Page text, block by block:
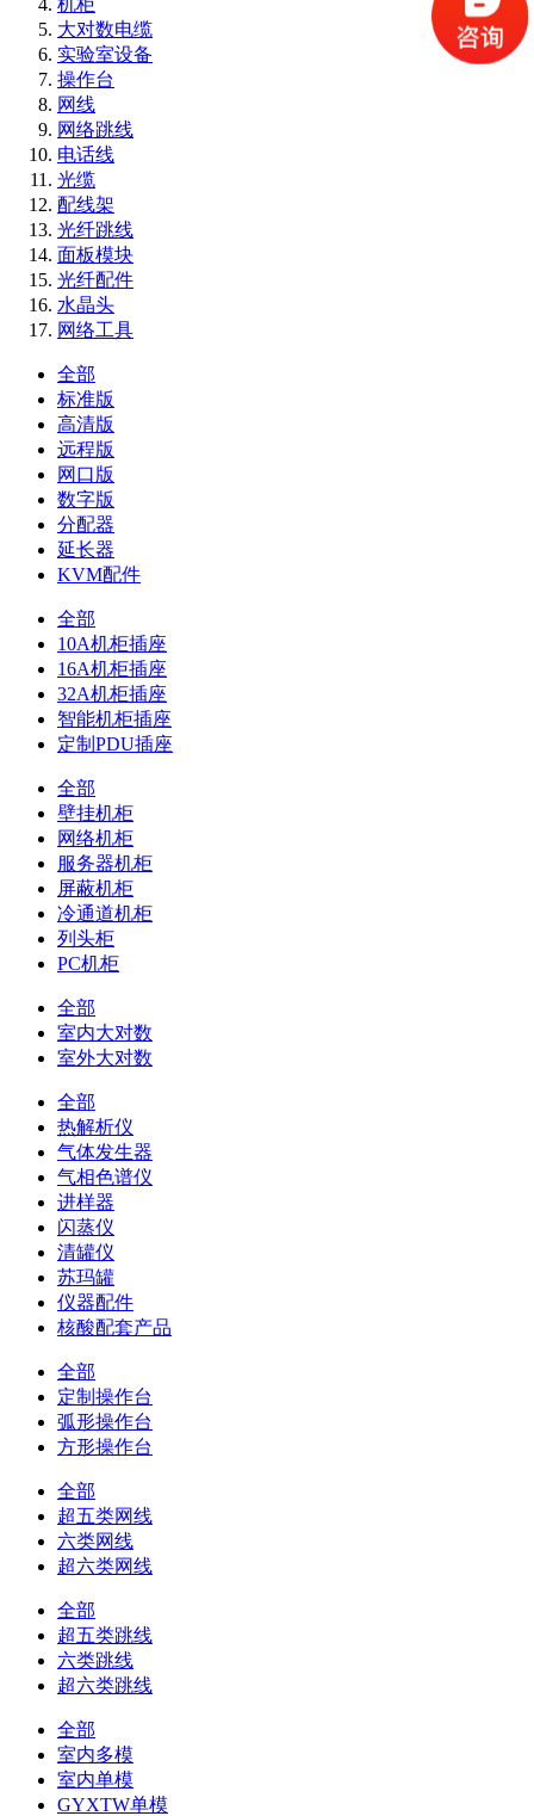
机柜
大对数电缆
实验室设备
操作台
网线
网络跳线
电话线
光缆
配线架
光纤跳线
面板模块
光纤配件
水晶头
网络工具
全部
标准版
高清版
远程版
网口版
数字版
分配器
延长器
KVM配件
全部
10A机柜插座
16A机柜插座
32A机柜插座
智能机柜插座
定制PDU插座
全部
壁挂机柜
网络机柜
服务器机柜
屏蔽机柜
冷通道机柜
列头柜
PC机柜
全部
室内大对数
室外大对数
全部
热解析仪
气体发生器
气相色谱仪
进样器
闪蒸仪
清罐仪
苏玛罐
仪器配件
核酸配套产品
全部
定制操作台
弧形操作台
方形操作台
全部
超五类网线
六类网线
超六类网线
全部
超五类跳线
六类跳线
超六类跳线
全部
室内多模
室内单模
GYXTW单模